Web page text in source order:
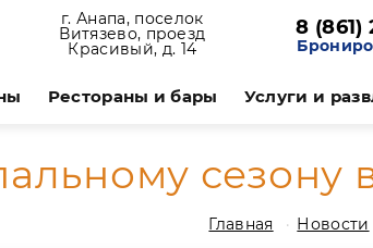
г. Анапа, поселок
Витязево, проезд
Красивый, д. 14
8 (861)
Рестораны и бары Услуги и
сезону
Главная Новости